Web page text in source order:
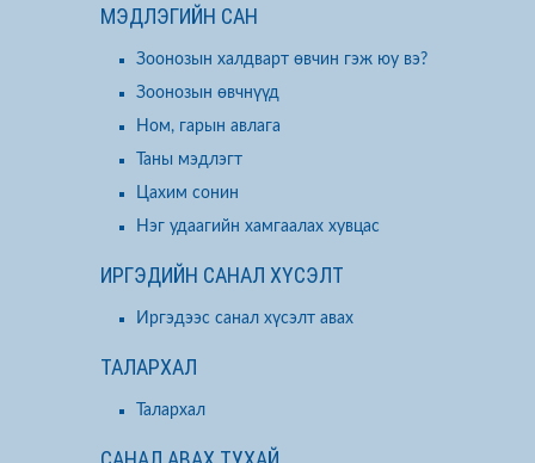
МЭДЛЭГИЙН САН
Зоонозын халдварт өвчин гэж юу вэ?
Зоонозын өвчнүүд
Ном, гарын авлага
Таны мэдлэгт
Цахим сонин
Нэг удаагийн хамгаалах хувцас
ИРГЭДИЙН САНАЛ ХҮСЭЛТ
Иргэдээс санал хүсэлт авах
ТАЛАРХАЛ
Талархал